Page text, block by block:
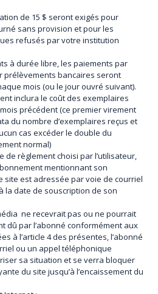
de 15 $ seront exigés pour
sans provision et pour les
refusés par votre institution
à durée libre, les paiements par
prélèvements bancaires seront
mois (ou le jour ouvré suivant).
inclura le coût des exemplaires
précédent (ce premier virement
du nombre d’exemplaires reçus et
cas excéder le double du
normal)
de règlement choisi par l’utilisateur,
mentionnant son
site est adressée par voie de courriel
la date de souscription de son
ne recevrait pas ou ne pourrait
dû par l’abonné conformément aux
à l’article 4 des présentes, l’abonné
ou un appel téléphonique
sa situation et se verra bloquer
du site jusqu’à l’encaissement du